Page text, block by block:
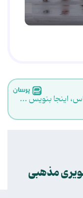
اینجا بنویس ...
مذهبی